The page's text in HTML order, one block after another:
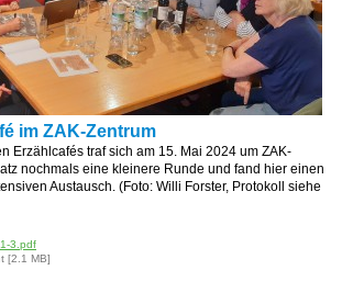
im ZAK-Zentrum
Erzählcafés traf sich am 15. Mai 2024 um ZAK-
nochmals eine kleinere Runde und fand hier einen
Austausch. (Foto: Willi Forster, Protokoll siehe
3.pdf
[2.1 MB]